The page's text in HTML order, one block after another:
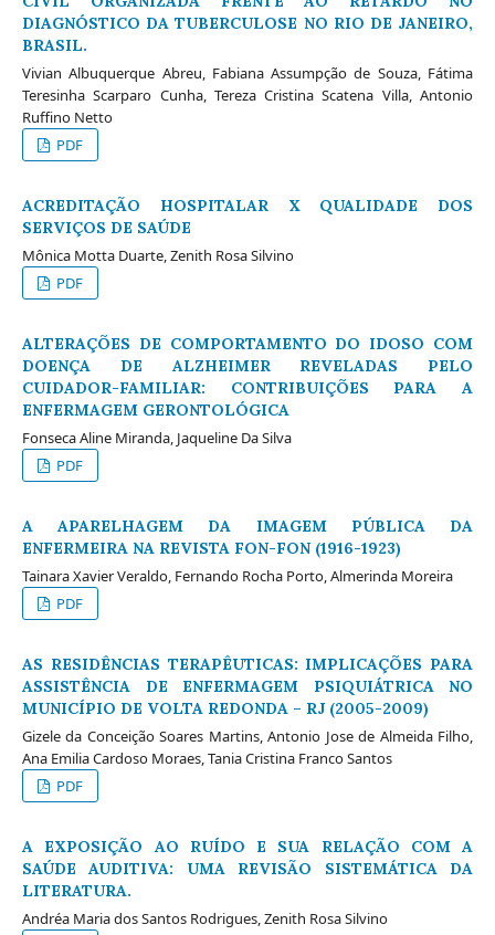
DIAGNÓSTICO DA TUBERCULOSE NO RIO DE JANEIRO,
BRASIL.
Vivian Albuquerque Abreu, Fabiana Assumpção de Souza, Fátima
Teresinha Scarparo Cunha, Tereza Cristina Scatena Villa, Antonio
Ruffino Netto
PDF
ACREDITAÇÃO HOSPITALAR X QUALIDADE DOS
SERVIÇOS DE SAÚDE
Mônica Motta Duarte, Zenith Rosa Silvino
PDF
ALTERAÇÕES DE COMPORTAMENTO DO IDOSO COM
DOENÇA DE ALZHEIMER REVELADAS PELO
CUIDADOR-FAMILIAR: CONTRIBUIÇÕES PARA A
ENFERMAGEM GERONTOLÓGICA
Fonseca Aline Miranda, Jaqueline Da Silva
PDF
A APARELHAGEM DA IMAGEM PÚBLICA DA
ENFERMEIRA NA REVISTA FON-FON (1916-1923)
Tainara Xavier Veraldo, Fernando Rocha Porto, Almerinda Moreira
PDF
AS RESIDÊNCIAS TERAPÊUTICAS: IMPLICAÇÕES PARA
ASSISTÊNCIA DE ENFERMAGEM PSIQUIÁTRICA NO
MUNICÍPIO DE VOLTA REDONDA – RJ (2005-2009)
Gizele da Conceição Soares Martins, Antonio Jose de Almeida Filho,
Ana Emilia Cardoso Moraes, Tania Cristina Franco Santos
PDF
A EXPOSIÇÃO AO RUÍDO E SUA RELAÇÃO COM A
SAÚDE AUDITIVA: UMA REVISÃO SISTEMÁTICA DA
LITERATURA.
Andréa Maria dos Santos Rodrigues, Zenith Rosa Silvino